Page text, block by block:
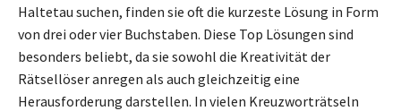
Haltetau suchen, finden sie oft die kurzeste Lösung in Form
von drei oder vier Buchstaben. Diese Top Lösungen sind
besonders beliebt, da sie sowohl die Kreativität der
Rätsellöser anregen als auch gleichzeitig eine
Herausforderung darstellen. In vielen Kreuzworträtseln